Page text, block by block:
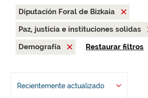
Diputación Foral de Bizkaia
Paz, justicia e instituciones solidas
Demografía
Restaurar filtros
Recientemente actualizado